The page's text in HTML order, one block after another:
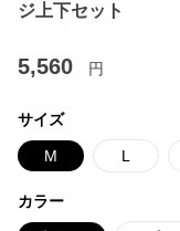
ジ上下セット
5,560 円
サイズ
M L
カラー